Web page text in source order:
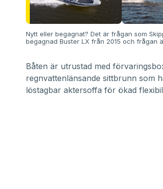
Nytt eller begagnat? Det är frågan som
begagnad Buster LX från 2015 och frågan
Båten är utrustad med
regnvattenlänsande sittbrunn som
löstagbar aktersoffa för ökad